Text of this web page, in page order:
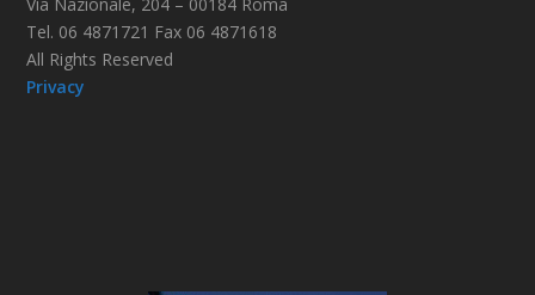
Tel. 06 4871721 Fax 06 4871618
All Rights Reserved
Privacy